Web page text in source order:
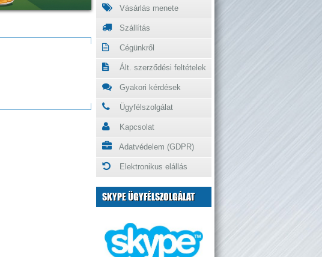
Vásárlás menete
Szállítás
Cégünkről
Ált. szerződési feltételek
Gyakori kérdések
Ügyfélszolgálat
Kapcsolat
Adatvédelem (GDPR)
Elektronikus elállás
SKYPE ÜGYFÉLSZOLGÁLAT